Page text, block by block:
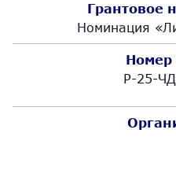
Грантовое
Номинация
Номер
Р-25-